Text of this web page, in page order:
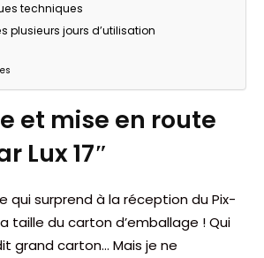
techniques
plusieurs jours d’utilisation
et mise en route
Lux 17″
qui surprend à la réception du Pix-
la taille du carton d’emballage ! Qui
grand carton… Mais je ne